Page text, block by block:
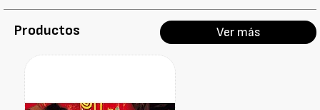
Productos Ver más